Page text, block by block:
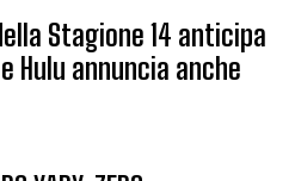
Stagione 14 anticipa
Hulu annuncia anche